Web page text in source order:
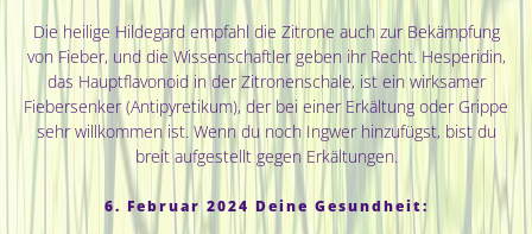
Die heilige Hildegard empfahl die Zitrone auch zur Bekämpfung
von Fieber, und die Wissenschaftler geben ihr Recht. Hesperidin,
das Hauptflavonoid in der Zitronenschale, ist ein wirksamer
Fiebersenker (Antipyretikum), der bei einer Erkältung oder Grippe
sehr willkommen ist. Wenn du noch Ingwer hinzufügst, bist du
breit aufgestellt gegen Erkältungen.
6. Februar 2024 Deine Gesundheit: